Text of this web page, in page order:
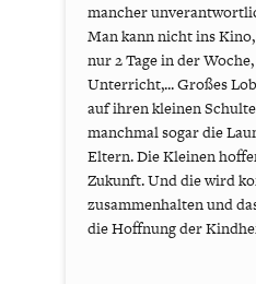
mancher
Man kann nicht ins
nur 2 Tage in der
Unterricht,... Großes
auf ihren kleinen
manchmal sogar die
Eltern. Die Kleinen
Zukunft. Und die wird
zusammenhalten und
die Hoffnung der